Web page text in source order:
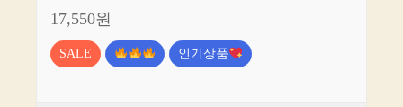
17,550원
SALE 인기상품